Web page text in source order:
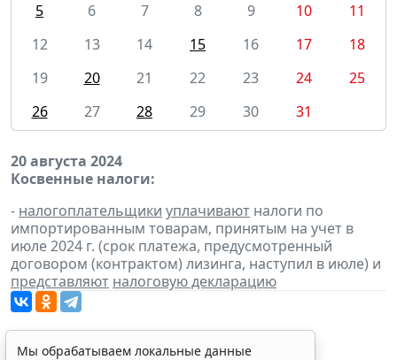
5
6 7 8 9 10
11
12
13 14 15 16 17
18
19
20 21 22 23 24
25
26
27 28 29 30 31
20 августа 2024
Косвенные налоги:
- налогоплательщики уплачивают налоги по
импортированным товарам, принятым на учет в
июле 2024 г. (срок платежа, предусмотренный
договором (контрактом) лизинга, наступил в июле) и
представляют налоговую декларацию
Мы обрабатываем локальные данные